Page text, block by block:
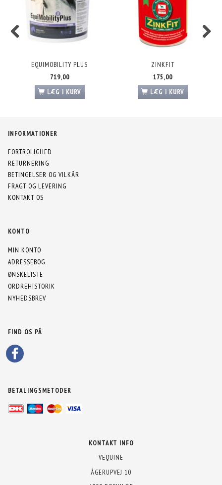
EQUIMOBILITY PLUS
719,00
LÆG I KURV
ZINKFIT
175,00
LÆG I KURV
INFORMATIONER
FORTROLIGHED
RETURNERING
BETINGELSER OG VILKÅR
FRAGT OG LEVERING
KONTAKT OS
KONTO
MIN KONTO
ADRESSEBOG
ØNSKELISTE
ORDREHISTORIK
NYHEDSBREV
FIND OS PÅ
BETALINGSMETODER
KONTAKT INFO
VEQUINE
ÅGERUPVEJ 10